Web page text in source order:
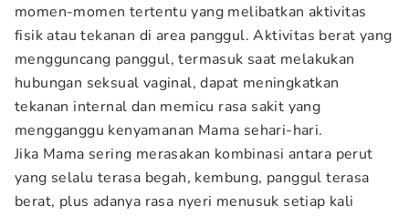
momen-momen tertentu yang melibatkan aktivitas
fisik atau tekanan di area panggul. Aktivitas berat yang
mengguncang panggul, termasuk saat melakukan
hubungan seksual vaginal, dapat meningkatkan
tekanan internal dan memicu rasa sakit yang
mengganggu kenyamanan Mama sehari-hari.
Jika Mama sering merasakan kombinasi antara perut
yang selalu terasa begah, kembung, panggul terasa
berat, plus adanya rasa nyeri menusuk setiap kali